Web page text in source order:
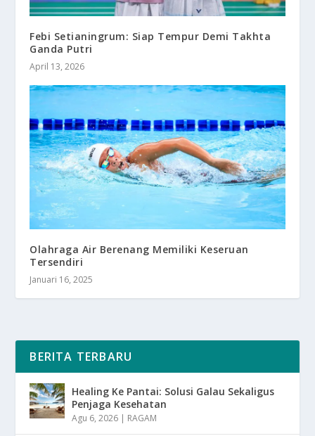
Febi Setianingrum: Siap Tempur Demi Takhta
Ganda Putri
April 13, 2026
Olahraga Air Berenang Memiliki Keseruan
Tersendiri
Januari 16, 2025
BERITA TERBARU
Healing Ke Pantai: Solusi Galau Sekaligus
Penjaga Kesehatan
Agu 6, 2026 | RAGAM